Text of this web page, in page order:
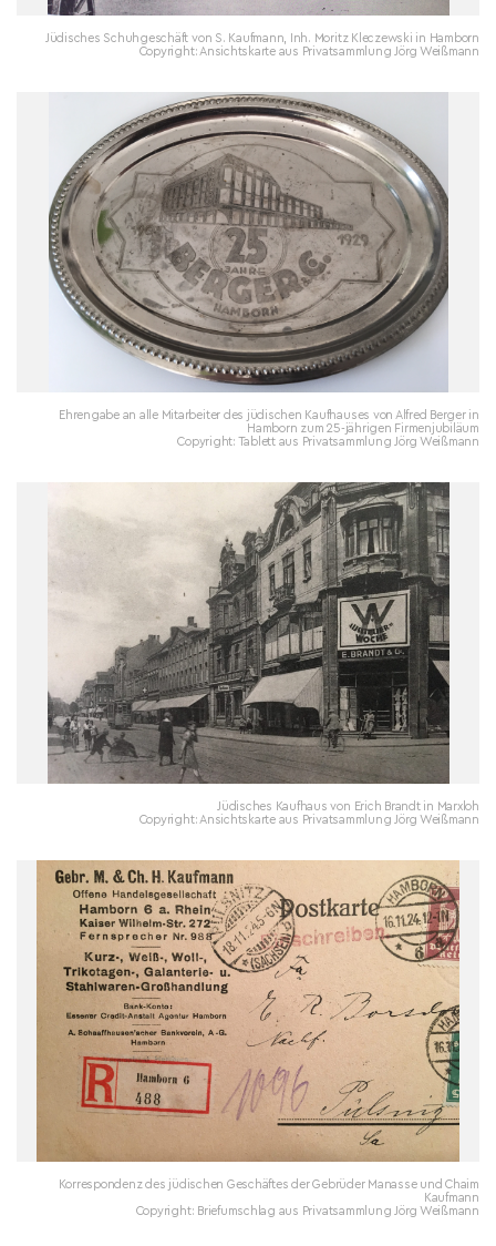
Jüdisches Schuhgeschäft von S. Kaufmann, Inh. Moritz Kleczewski in Hamborn
Copyright: Ansichtskarte aus Privatsammlung Jörg Weißmann
Ehrengabe an alle Mitarbeiter des jüdischen Kaufhauses von Alfred Berger in
Hamborn zum 25-jährigen Firmenjubiläum
Copyright: Tablett aus Privatsammlung Jörg Weißmann
Jüdisches Kaufhaus von Erich Brandt in Marxloh
Copyright: Ansichtskarte aus Privatsammlung Jörg Weißmann
Korrespondenz des jüdischen Geschäftes der Gebrüder Manasse und Chaim
Kaufmann
Copyright: Briefumschlag aus Privatsammlung Jörg Weißmann